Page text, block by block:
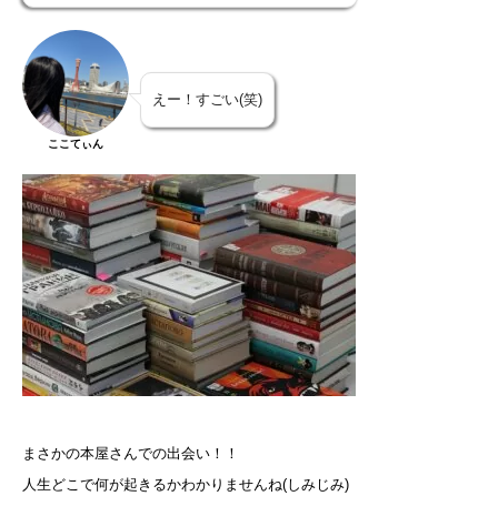
ここてぃん
えー！すごい(笑)
まさかの本屋さんでの出会い！！
人生どこで何が起きるかわかりませんね(しみじみ)